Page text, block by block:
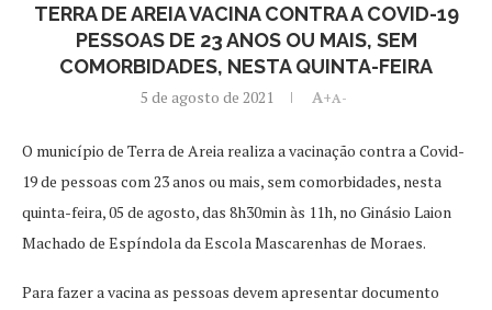
TERRA DE AREIA VACINA CONTRA A COVID-19
PESSOAS DE 23 ANOS OU MAIS, SEM
COMORBIDADES, NESTA QUINTA-FEIRA
5 de agosto de 2021 A+A-
O município de Terra de Areia realiza a vacinação contra a Covid-
19 de pessoas com 23 anos ou mais, sem comorbidades, nesta
quinta-feira, 05 de agosto, das 8h30min às 11h, no Ginásio Laion
Machado de Espíndola da Escola Mascarenhas de Moraes.
Para fazer a vacina as pessoas devem apresentar documento